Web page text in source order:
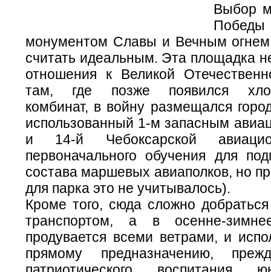
Выбор
Победы
монументом Славы и Вечным
считать идеальным. Эта площадка
отношения к Великой
там, где позже появился
комбинат, в войну размещался
использованный 1-м запасным
и 14-й Чебоксарской
первоначального обучения для
состава маршевых авиаполков, но
для парка это не учитывалось).
Кроме того, сюда сложно
транспортом, а в осенне-
продувается всеми ветрами, и
прямому предназначению,